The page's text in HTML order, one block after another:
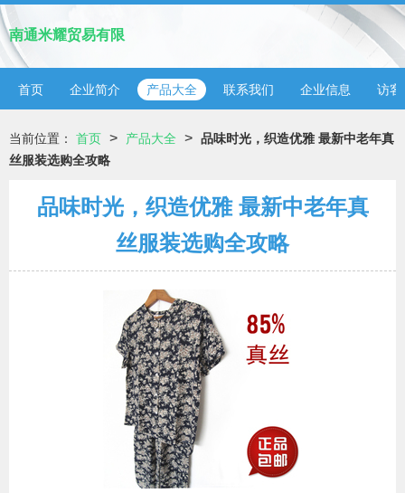
南通米耀贸易有限
首页 企业简介 产品大全 联系我们 企业信息 访客
当前位置： 首页 > 产品大全 > 品味时光，织造优雅 最新中老年真
丝服装选购全攻略
品味时光，织造优雅 最新中老年真
丝服装选购全攻略